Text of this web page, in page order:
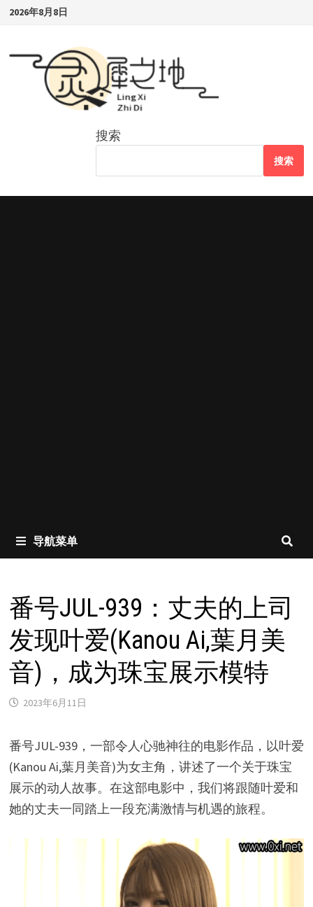
Skip2026年8月8日
搜索
搜索
导航菜单
番号JUL-939：丈夫的上司
发现叶爱(Kanou Ai,葉月美
音)，成为珠宝展示模特
2023年6月11日
番号JUL-939，一部令人心驰神往的电影作品，以叶爱
(Kanou Ai,葉月美音)为女主角，讲述了一个关于珠宝
展示的动人故事。在这部电影中，我们将跟随叶爱和
她的丈夫一同踏上一段充满激情与机遇的旅程。